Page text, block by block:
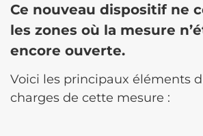
Ce nouveau dispositif ne
les zones où la mesure
encore ouverte.
Voici les principaux éléments
charges de cette mesure :